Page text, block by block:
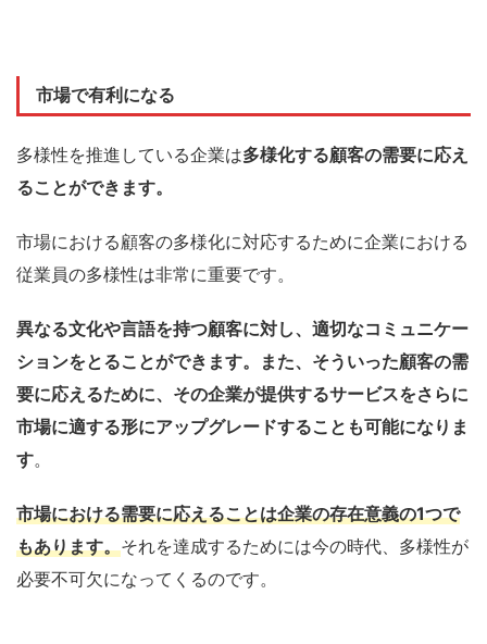
市場で有利になる
多様性を推進している企業は多様化する顧客の需要に応え
ることができます。
市場における顧客の多様化に対応するために企業における
従業員の多様性は非常に重要です。
異なる文化や言語を持つ顧客に対し、適切なコミュニケー
ションをとることができます。また、そういった顧客の需
要に応えるために、その企業が提供するサービスをさらに
市場に適する形にアップグレードすることも可能になりま
す。
市場における需要に応えることは企業の存在意義の1つで
もあります。それを達成するためには今の時代、多様性が
必要不可欠になってくるのです。